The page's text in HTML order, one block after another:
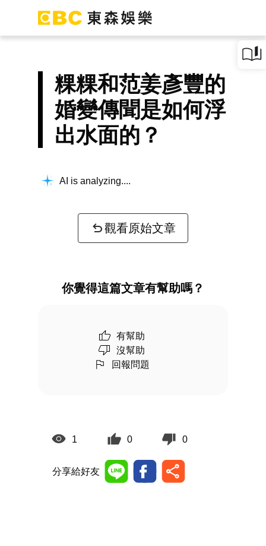
粿粿和范姜彥豐的
婚變傳聞是如何浮
出水面的？
AI is analyzing...
觀看原始文章
你覺得這篇文章有幫助嗎？
有幫助
沒幫助
回報問題
1 0 0
分享給好友